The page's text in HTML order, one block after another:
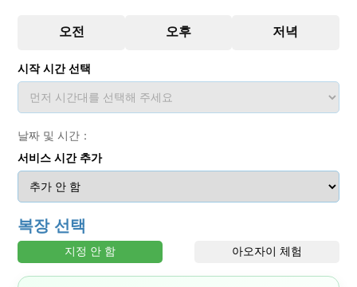
시작 시간 선택
날짜 및 시간：
서비스 시간 추가
복장 선택
지정 안 함 아오자이 체험